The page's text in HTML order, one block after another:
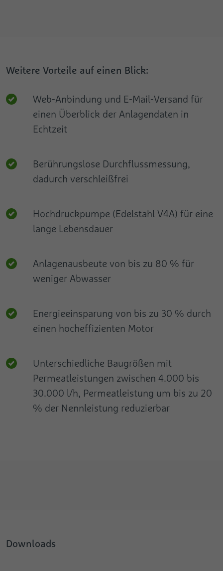
Weitere Vorteile auf einen Blick:
Web-Anbindung und E-Mail-Versand für
einen Überblick der Anlagendaten in
Echtzeit
Berührungslose Durchflussmessung,
dadurch verschleißfrei
Hochdruckpumpe (Edelstahl V4A) für eine
lange Lebensdauer
Anlagenausbeute von bis zu 80 % für
weniger Abwasser
Energieeinsparung von bis zu 30 % durch
einen hocheffizienten Motor
Unterschiedliche Baugrößen mit
Permeatleistungen zwischen 4.000 bis
30.000 l/h, Permeatleistung um bis zu 20
% der Nennleistung reduzierbar
Downloads